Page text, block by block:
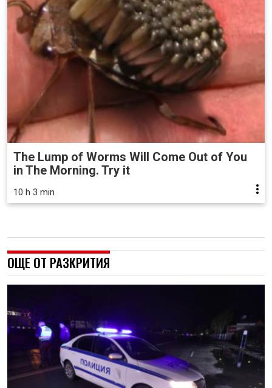
The Lump of Worms Will Come Out of You
in The Morning. Try it
10 h 3 min
ОЩЕ ОТ РАЗКРИТИЯ